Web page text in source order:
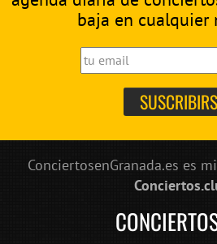
baja en cualquier
ConciertosenGranada.es es